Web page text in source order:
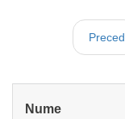
Nume